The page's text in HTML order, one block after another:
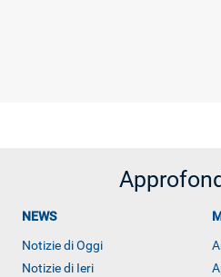
NEWS
Notizie di Oggi
Notizie di Ieri